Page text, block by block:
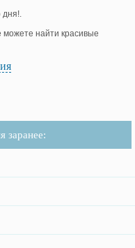
дня!.
можете найти красивые
заранее: